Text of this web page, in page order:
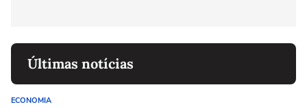
Últimas notícias
ECONOMIA